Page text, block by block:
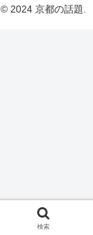
© 2024 京都の話題.
検索